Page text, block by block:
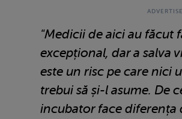
"Medicii de aici au făcut
excepțional, dar a salva
este un risc pe care nici
trebui să și-l asume. De
incubator face diferența